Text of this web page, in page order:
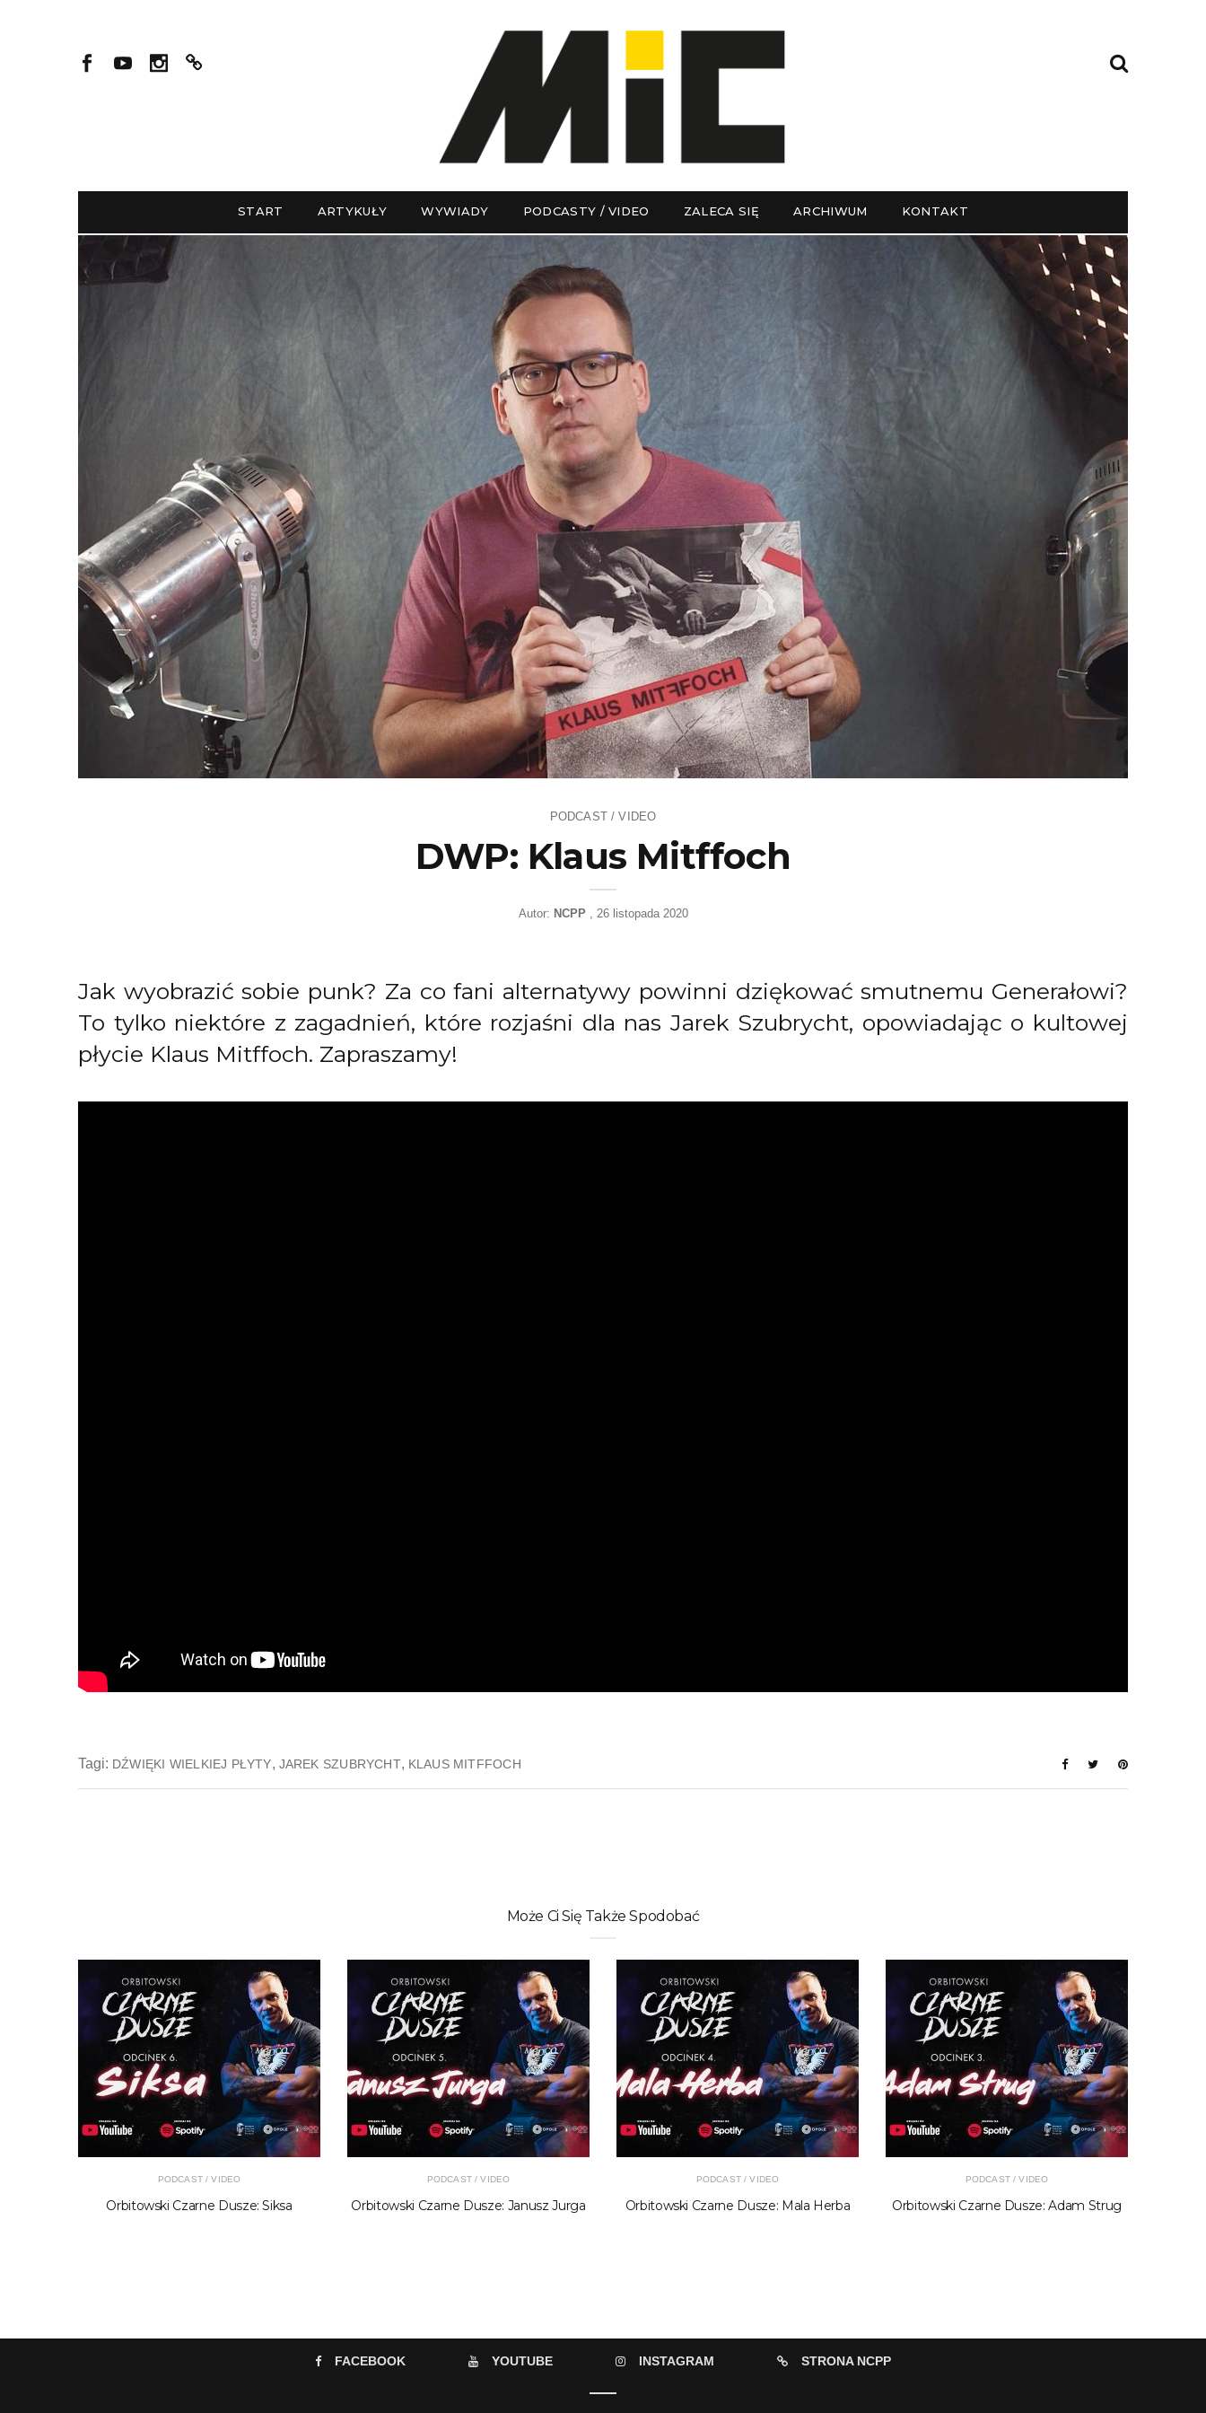
START ARTYKUŁY WYWIADY PODCASTY / VIDEO ZALECA SIĘ ARCHIWUM KONTAKT
PODCAST / VIDEO
DWP: Klaus Mitffoch
Autor: NCPP 26 listopada 2020
Jak wyobrazić sobie punk? Za co fani alternatywy powinni dziękować smutnemu Generałowi?
To tylko niektóre z zagadnień, które rozjaśni dla nas Jarek Szubrycht, opowiadając o kultowej
płycie Klaus Mitffoch. Zapraszamy!
Tagi: DŹWIĘKI WIELKIEJ PŁYTY, JAREK SZUBRYCHT, KLAUS MITFFOCH
Może Ci Się Także Spodobać
PODCAST / VIDEO
Orbitowski Czarne Dusze: Siksa
PODCAST / VIDEO
Orbitowski Czarne Dusze: Janusz Jurga
PODCAST / VIDEO
Orbitowski Czarne Dusze: Mala Herba
PODCAST / VIDEO
Orbitowski Czarne Dusze: Adam Strug
FACEBOOK YOUTUBE INSTAGRAM STRONA NCPP